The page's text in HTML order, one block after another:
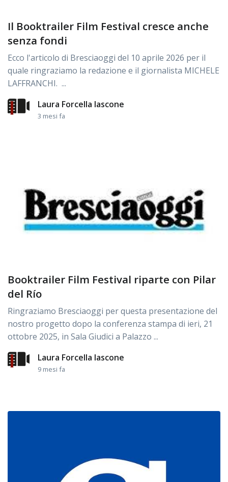
Il Booktrailer Film Festival cresce anche
senza fondi
Ecco l'articolo di Bresciaoggi del 10 aprile 2026 per il
quale ringraziamo la redazione e il giornalista MICHELE
LAFFRANCHI. ...
Laura Forcella Iascone
3 mesi fa
Booktrailer Film Festival riparte con Pilar
del Río
Ringraziamo Bresciaoggi per questa presentazione del
nostro progetto dopo la conferenza stampa di ieri, 21
ottobre 2025, in Sala Giudici a Palazzo ...
Laura Forcella Iascone
9 mesi fa